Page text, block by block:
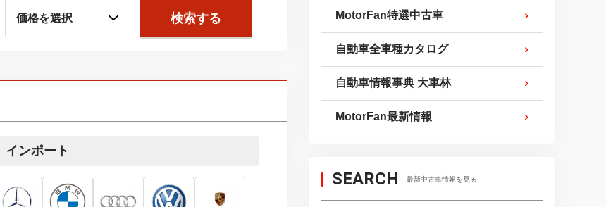
検索する
インポート
MotorFan特選中古車
自動車全車種カタログ
自動車情報事典 大車林
MotorFan最新情報
SEARCH 最新中古車情報を見る